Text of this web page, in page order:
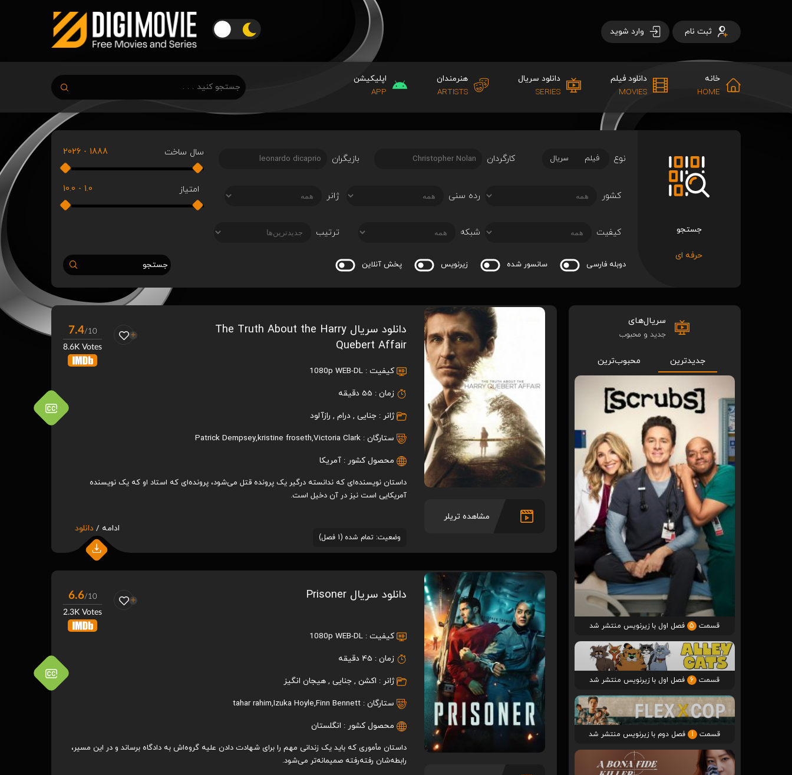
ثبت نام وارد شوید
خانه
HOME
دانلود فیلم
MOVIES
دانلود سریال
SERIES
هنرمندان
ARTISTS
اپلیکیشن
APP
جستجو
حرفه ای
نوع فیلم سریال کارگردان بازیگران
سال ساخت 1888
-
2026
کشور رده سنی ژانر
امتیاز 1.0
-
10.0
کیفیت شبکه ترتیب
دوبله فارسی سانسور شده زیرنویس پخش آنلاین جستجو
مشاهده تریلر
7.4/10
8.6K Votes
دانلود سریال The Truth About the Harry
Quebert Affair
کیفیت : 1080p WEB-DL
زمان : 55 دقیقه
ژانر : جنایی, درام, رازآلود
ستارگان :
Patrick Dempsey,kristine froseth,Victoria Clark
محصول کشور : آمریکا
داستان نویسنده‌ای که ندانسته درگیر یک پرونده قتل می‌شود، پرونده‌ای که استاد او که یک نویسنده
آمریکایی است نیز در آن دخیل است.
وضعیت: تمام شده (1 فصل)
ادامه / دانلود
6.6/10
2.3K Votes
دانلود سریال Prisoner
کیفیت : 1080p WEB-DL
زمان : 45 دقیقه
ژانر : اکشن, جنایی, هیجان انگیز
ستارگان :
tahar rahim,Izuka Hoyle,Finn Bennett
محصول کشور : انگلستان
داستان مأموری که باید یک زندانی مهم را برای شهادت دادن علیه گروه‌اش به دادگاه برساند و در این مسیر،
رابطه‌شان رفته‌رفته صمیمانه‌تر می‌شود.
سریال‌های
جدید و محبوب
جدیدترین محبوب‌ترین
قسمت 5 فصل اول با زیرنویس منتشر شد
قسمت 6 فصل اول با زیرنویس منتشر شد
قسمت 1 فصل دوم با زیرنویس منتشر شد